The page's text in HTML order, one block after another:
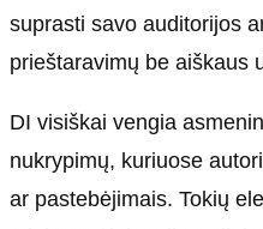
suprasti savo auditorijos
prieštaravimų be aiškaus
DI visiškai vengia
nukrypimų, kuriuose
ar pastebėjimais. Tokių